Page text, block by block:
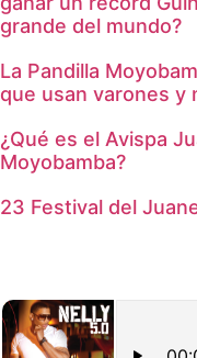
grande del mundo?
La Pandilla
que usan varones y
¿Qué es el Avispa
Moyobamba?
23 Festival del